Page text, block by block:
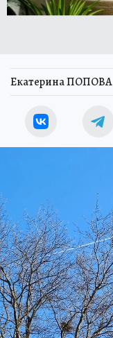
Екатерина ПОПОВА